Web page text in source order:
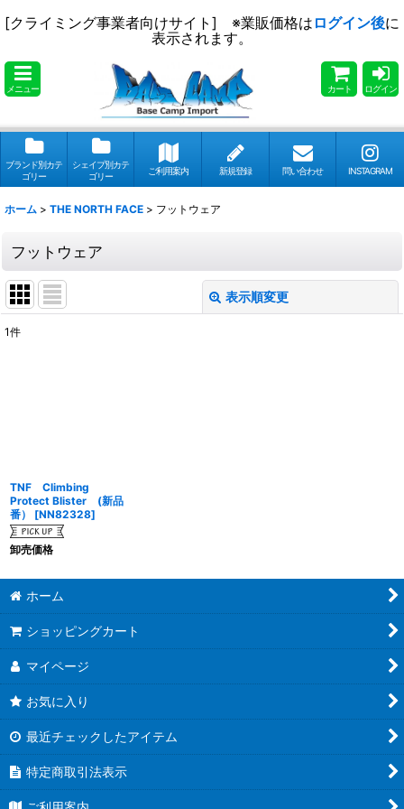
[クライミング事業者向けサイト] ※業販価格は ログイン後に
表示されます。
メニュー カート ログイン
ブランド別カテ
ゴリー
シェイプ別カテ
ゴリー
ご利用案内 新規登録 問い合わせ INSTAGRAM
ホーム > THE NORTH FACE > フットウェア
フットウェア
表示順変更
1件
TNF Climbing
Protect Blister (新品
番）
[NN82328]
卸売価格
ホーム
ショッピングカート
マイページ
お気に入り
最近チェックしたアイテム
特定商取引法表示